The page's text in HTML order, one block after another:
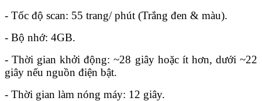
- Tốc độ scan: 55 trang/ phút (Trắng đen & màu).
- Bộ nhớ: 4GB.
- Thời gian khởi động: ~28 giây hoặc ít hơn, dưới ~22
giây nếu nguồn điện bật.
- Thời gian làm nóng máy: 12 giây.